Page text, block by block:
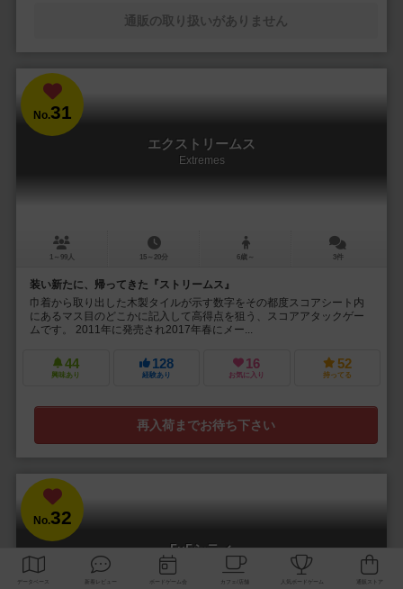
通販の取り扱いがありません
No.31
エクストリームス
Extremes
1～99人 15～20分 6歳～ 3件
装い新たに、帰ってきた『ストリームス』
巾着から取り出した木製タイルが示す数字をその都度スコアシート内
にあるマス目のどこかに記入して高得点を狙う、スコアアタックゲー
ムです。 2011年に発売され2017年春にメー...
44
興味あり
128
経験あり
16
お気に入り
52
持ってる
再入荷までお待ち下さい
No.32
5×5シティ
Go Go City